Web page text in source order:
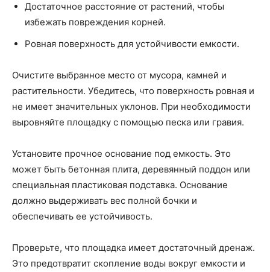
Достаточное расстояние от растений, чтобы
избежать повреждения корней.
Ровная поверхность для устойчивости емкости.
Очистите выбранное место от мусора, камней и
растительности. Убедитесь, что поверхность ровная и
не имеет значительных уклонов. При необходимости
выровняйте площадку с помощью песка или гравия.
Установите прочное основание под емкость. Это
может быть бетонная плита, деревянный поддон или
специальная пластиковая подставка. Основание
должно выдерживать вес полной бочки и
обеспечивать ее устойчивость.
Проверьте, что площадка имеет достаточный дренаж.
Это предотвратит скопление воды вокруг емкости и